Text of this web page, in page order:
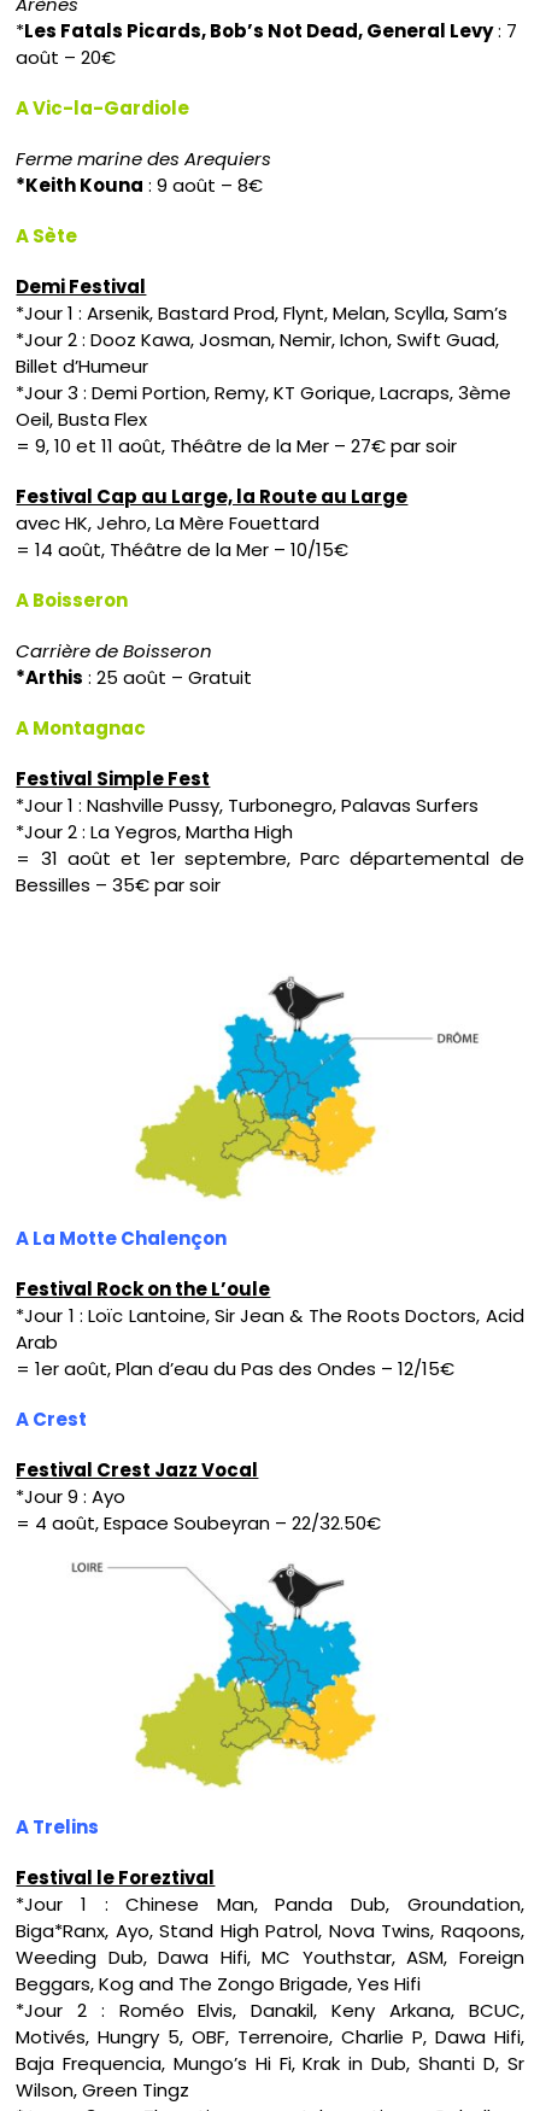
*Les Fatals Picards, Bob’s Not Dead, General Levy: 7
août – 20€
A Vic-la-Gardiole
Ferme marine des Arequiers
*Keith Kouna : 9 août – 8€
A Sète
Demi Festival
*Jour 1 : Arsenik, Bastard Prod, Flynt, Melan, Scylla, Sam’s
*Jour 2 : Dooz Kawa, Josman, Nemir, Ichon, Swift Guad,
Billet d’Humeur
*Jour 3 : Demi Portion, Remy, KT Gorique, Lacraps, 3ème
Oeil, Busta Flex
= 9, 10 et 11 août, Théâtre de la Mer – 27€ par soir
Festival Cap au Large, la Route au Large
avec HK, Jehro, La Mère Fouettard
= 14 août, Théâtre de la Mer – 10/15€
A Boisseron
Carrière de Boisseron
*Arthis : 25 août – Gratuit
A Montagnac
Festival Simple Fest
*Jour 1 : Nashville Pussy, Turbonegro, Palavas Surfers
*Jour 2 : La Yegros, Martha High
= 31 août et 1er septembre, Parc départemental de
Bessilles – 35€ par soir
A La Motte Chalençon
Festival Rock on the L’oule
*Jour 1 : Loïc Lantoine, Sir Jean & The Roots Doctors, Acid
Arab
= 1er août, Plan d’eau du Pas des Ondes – 12/15€
A Crest
Festival Crest Jazz Vocal
*Jour 9 : Ayo
= 4 août, Espace Soubeyran – 22/32.50€
A Trelins
Festival le Foreztival
*Jour 1 : Chinese Man, Panda Dub, Groundation,
Biga*Ranx, Ayo, Stand High Patrol, Nova Twins, Raqoons,
Weeding Dub, Dawa Hifi, MC Youthstar, ASM, Foreign
Beggars, Kog and The Zongo Brigade, Yes Hifi
*Jour 2 : Roméo Elvis, Danakil, Keny Arkana, BCUC,
Motivés, Hungry 5, OBF, Terrenoire, Charlie P, Dawa Hifi,
Baja Frequencia, Mungo’s Hi Fi, Krak in Dub, Shanti D, Sr
Wilson, Green Tingz